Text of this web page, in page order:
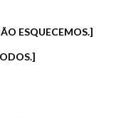
ESQUECEMOS.]